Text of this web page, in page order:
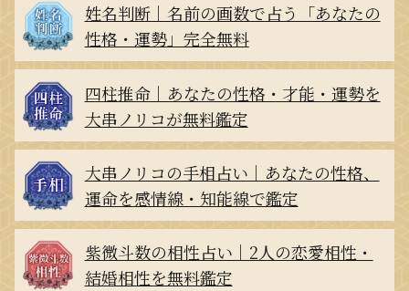
姓名判断｜名前の画数で占う「あなたの
性格・運勢」完全無料
四柱推命｜あなたの性格・才能・運勢を
大串ノリコが無料鑑定
大串ノリコの手相占い｜あなたの性格、
運命を感情線・知能線で鑑定
紫微斗数の相性占い｜2人の恋愛相性・
結婚相性を無料鑑定